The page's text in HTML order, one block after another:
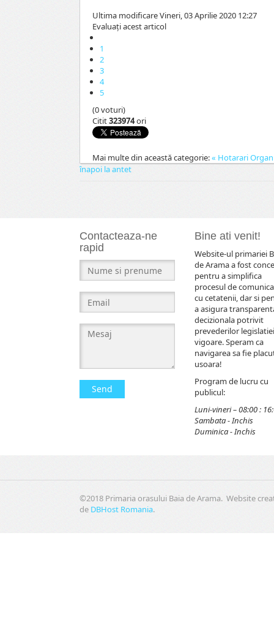
Ultima modificare Vineri, 03 Aprilie 2020 12:27
Evaluaţi acest articol
1
2
3
4
5
(0 voturi)
Citit323974ori
Mai multe din această categorie:« Hotarari
înapoi la antet
Contacteaza-ne
rapid
Send
Bine ati venit!
Website-ul primariei
de Arama a fost
pentru a simplifica
procesul de
cu cetatenii, dar si
a asigura
decizionala potrivit
prevederilor
vigoare. Speram ca
navigarea sa fie
usoara!
Program de lucru cu
publicul:
Luni-vineri – 08:00 :
Sambata - Inchis
Duminica - Inchis
©2018 Primaria orasului Baia de Arama. Website
de DBHost Romania.